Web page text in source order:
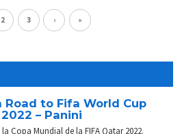
2 3 › »
Road to Fifa World Cup
– Panini
Copa Mundial de la FIFA Qatar 2022.